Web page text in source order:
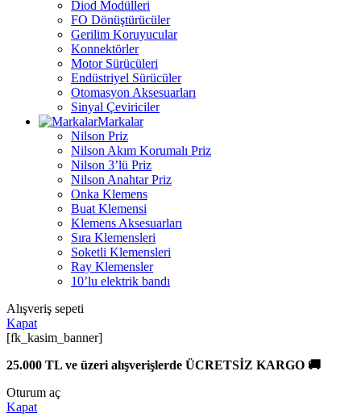
Diod Modülleri
FO Dönüştürücüler
Gerilim Koruyucular
Konnektörler
Motor Sürücüleri
Endüstriyel Sürücüler
Otomasyon Aksesuarları
Sinyal Çeviriciler
Markalar
Nilson Priz
Nilson Akım Korumalı Priz
Nilson 3’lü Priz
Nilson Anahtar Priz
Onka Klemens
Buat Klemensi
Klemens Aksesuarları
Sıra Klemensleri
Soketli Klemensleri
Ray Klemensler
10’lu elektrik bandı
Alışveriş sepeti
Kapat
[fk_kasim_banner]
25.000 TL ve üzeri alışverişlerde ÜCRETSİZ KARGO 🚚
Oturum aç
Kapat